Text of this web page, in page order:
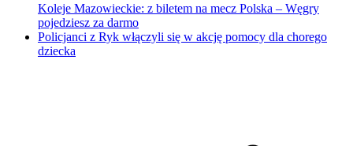
Koleje Mazowieckie: z biletem na mecz Polska – Węgry
pojedziesz za darmo
Policjanci z Ryk włączyli się w akcję pomocy dla chorego
dziecka